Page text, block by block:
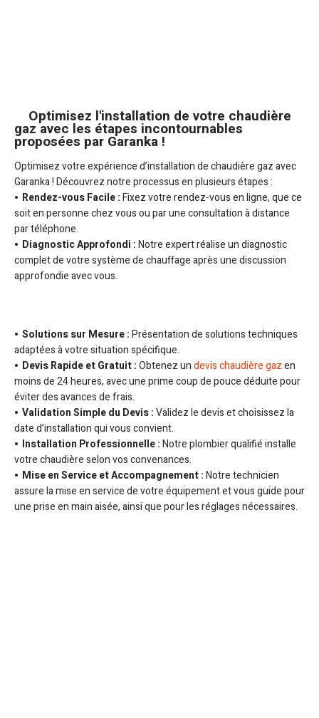
Optimisez l'installation de votre chaudière
gaz avec les étapes incontournables
proposées par Garanka !
Optimisez votre expérience d’installation de chaudière gaz avec
Garanka ! Découvrez notre processus en plusieurs étapes :
Rendez-vous Facile :Fixez votre rendez-vous en ligne, que ce
soit en personne chez vous ou par une consultation à distance
par téléphone.
Diagnostic Approfondi :Notre expert réalise un diagnostic
complet de votre système de chauffage après une discussion
approfondie avec vous.
Solutions sur Mesure :Présentation de solutions techniques
adaptées à votre situation spécifique.
Devis Rapide et Gratuit :Obtenez undevis chaudière gazen
moins de 24 heures, avec une prime coup de pouce déduite pour
éviter des avances de frais.
Validation Simple du Devis :Validez le devis et choisissez la
date d’installation qui vous convient.
Installation Professionnelle :Notre plombier qualifié installe
votre chaudière selon vos convenances.
Mise en Service et Accompagnement :Notre technicien
assure la mise en service de votre équipement et vous guide pour
une prise en main aisée, ainsi que pour les réglages nécessaires.